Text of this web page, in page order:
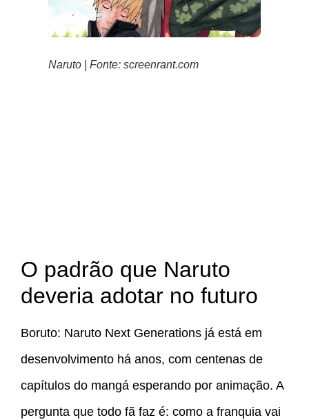
Naruto | Fonte: screenrant.com
O padrão que Naruto
deveria adotar no futuro
Boruto: Naruto Next Generations já está em
desenvolvimento há anos, com centenas de
capítulos do mangá esperando por animação. A
pergunta que todo fã faz é: como a franquia vai